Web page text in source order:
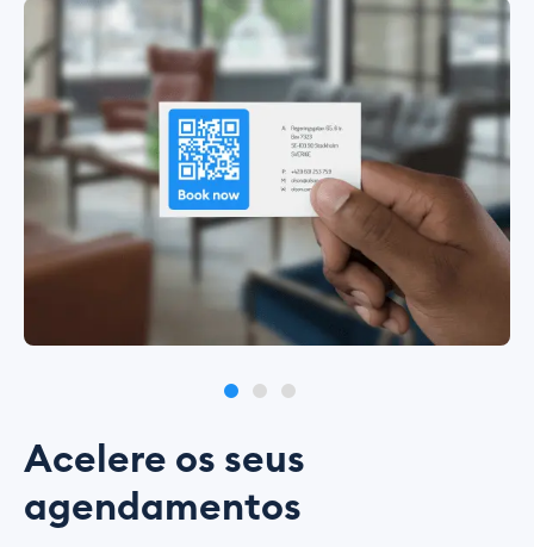
Acelere os seus
agendamentos